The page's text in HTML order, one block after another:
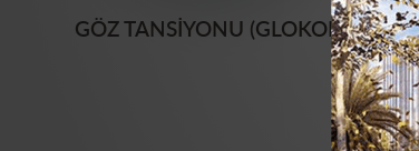
GÖZ TANSIYONU (GLOKOM)